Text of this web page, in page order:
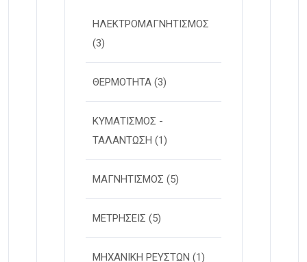
ΗΛΕΚΤΡΟΜΑΓΝΗΤΙΣΜΟΣ
(3)
ΘΕΡΜΟΤΗΤΑ (3)
ΚΥΜΑΤΙΣΜΟΣ -
ΤΑΛΑΝΤΩΣΗ (1)
ΜΑΓΝΗΤΙΣΜΟΣ (5)
ΜΕΤΡΗΣΕΙΣ (5)
ΜΗΧΑΝΙΚΗ ΡΕΥΣΤΩΝ (1)